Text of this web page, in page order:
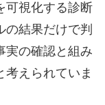
可視化する診断
の結果だけで判
実の確認と組み
考えられていま